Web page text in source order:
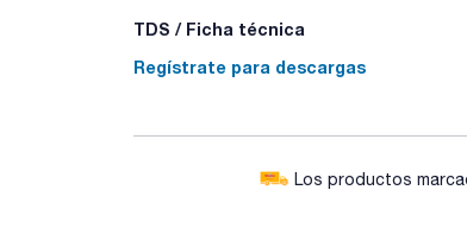
TDS / Ficha técnica
Regístrate para descargas
Los productos